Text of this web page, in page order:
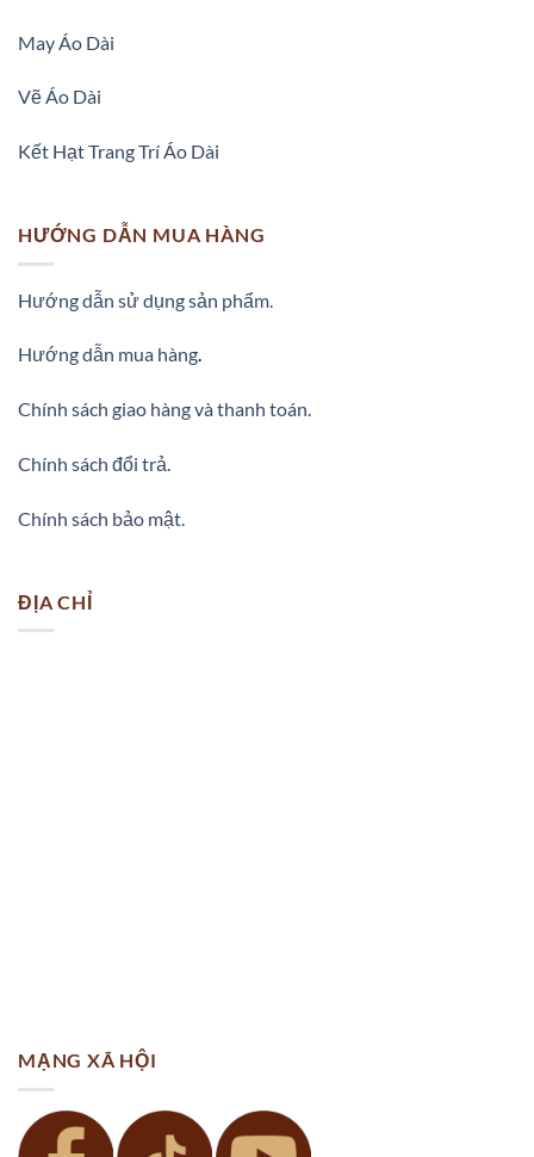
May Áo Dài
Vẽ Áo Dài
Kết Hạt Trang Trí Áo Dài
HƯỚNG DẪN MUA HÀNG
Hướng dẫn sử dụng sản phẩm.
Hướng dẫn mua hàng.
Chính sách giao hàng và thanh toán.
Chính sách đổi trả.
Chính sách bảo mật.
ĐỊA CHỈ
MẠNG XÃ HỘI